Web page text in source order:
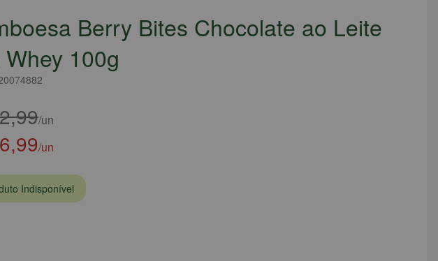
Berry Bites Chocolate ao Leite
100g
/un
/un
Indisponível